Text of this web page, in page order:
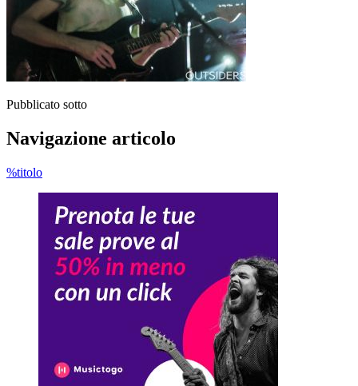
Pubblicato sotto
Navigazione articolo
%titolo